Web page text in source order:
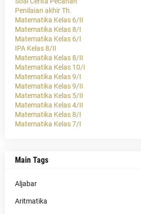
Penilaian akhir Th.
Matematika Kelas 6/II
Matematika Kelas 8/I
Matematika Kelas 6/I
IPA Kelas 8/II
Matematika Kelas 8/II
Matematika Kelas 10/I
Matematika Kelas 9/I
Matematika Kelas 9/II
Matematika Kelas 5/II
Matematika Kelas 4/II
Matematika Kelas 8/I
Matematika Kelas 7/I
Main Tags
Aljabar
Aritmatika